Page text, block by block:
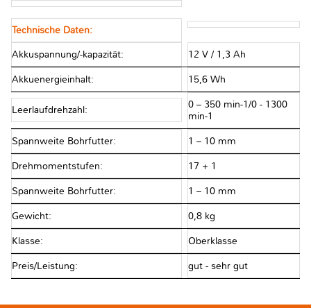
Technische Daten:
Akkuspannung/-kapazität: 12 V / 1,3 Ah
Akkuenergieinhalt: 15,6 Wh
Leerlaufdrehzahl:
0 – 350 min-1/0 - 1300
min-1
Spannweite Bohrfutter: 1 – 10 mm
Drehmomentstufen: 17 + 1
Spannweite Bohrfutter: 1 – 10 mm
Gewicht: 0,8 kg
Klasse: Oberklasse
Preis/Leistung: gut - sehr gut